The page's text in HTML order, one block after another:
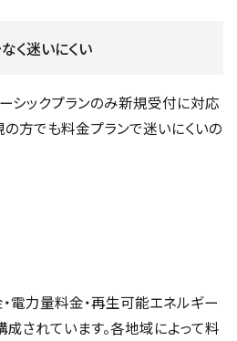
く迷いにくい
シックプランのみ新規受付に対応
の方でも料金プランで迷いにくいの
電力量料金・再生可能エネルギー
されています。各地域によって料